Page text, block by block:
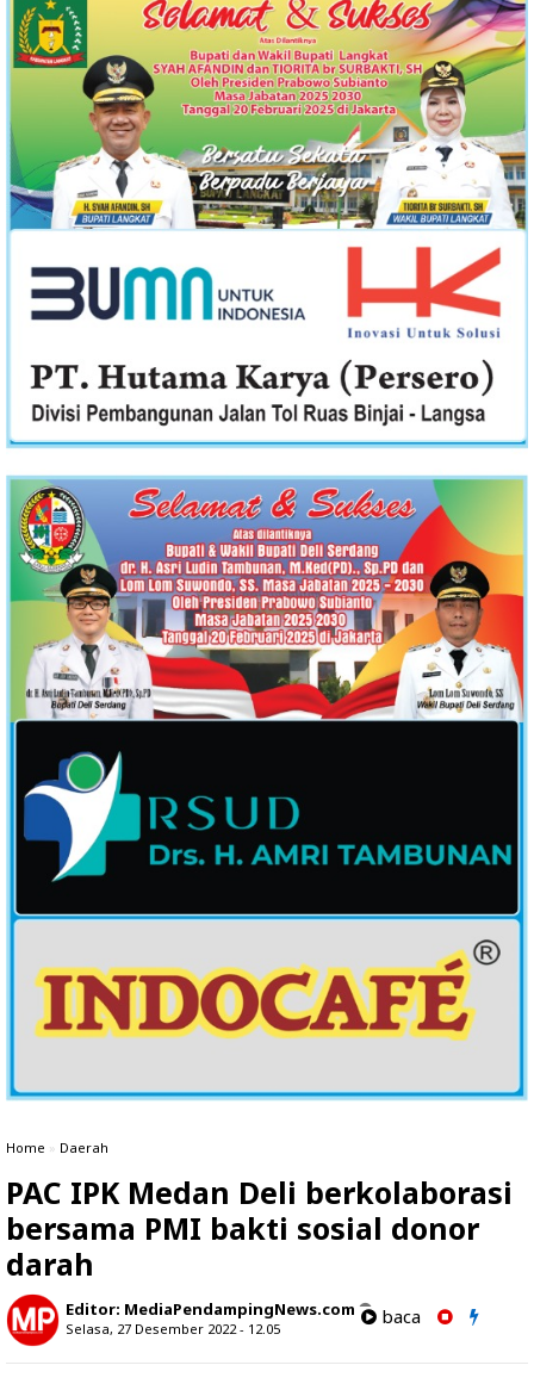
Home » Daerah
PAC IPK Medan Deli berkolaborasi
bersama PMI bakti sosial donor
darah
Editor: MediaPendampingNews.com
Selasa, 27 Desember 2022 - 12.05
baca